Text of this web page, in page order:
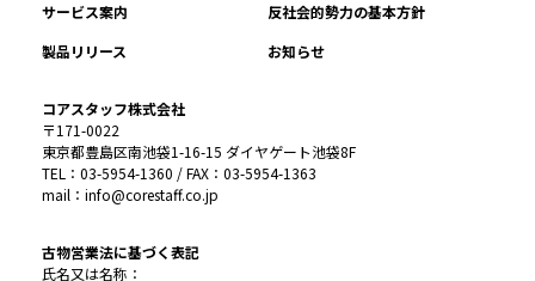
サービス案内
反社会的勢力の基本方針
製品リリース
お知らせ
コアスタッフ株式会社
〒171-0022
東京都豊島区南池袋1-16-15 ダイヤゲート池袋8F
TEL：03-5954-1360 / FAX：03-5954-1363
mail：info@corestaff.co.jp
古物営業法に基づく表記
氏名又は名称：